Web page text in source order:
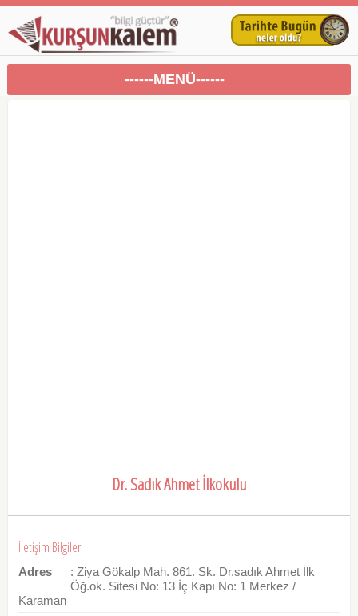
------MENÜ------
Dr. Sadık Ahmet İlkokulu
İletişim Bilgileri
Adres
: Ziya Gökalp Mah. 861. Sk. Dr.sadık Ahmet İlk
Öğ.ok. Sitesi No: 13 İç Kapı No: 1 Merkez /
Karaman